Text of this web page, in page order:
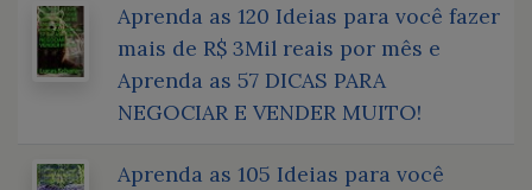
Aprenda as 120 Ideias para você fazer
mais de R$ 3Mil reais por mês e
Aprenda as 57 DICAS PARA
NEGOCIAR E VENDER MUITO!
Aprenda as 105 Ideias para você